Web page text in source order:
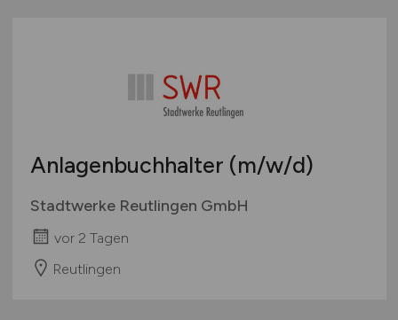
Anlagenbuchhalter (m/w/d)
Stadtwerke Reutlingen GmbH
vor 2 Tagen
Reutlingen